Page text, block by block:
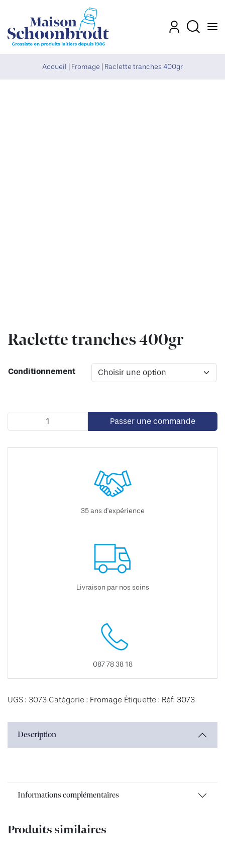
Accueil Fromage Raclette tranches 400gr
Raclette tranches 400gr
Conditionnement
Passer une commande
35 ans d'expérience
Livraison par nos soins
087 78 38 18
UGS : 3073 Catégorie : Fromage Étiquette : Réf: 3073
Description
Informations complémentaires
Produits similaires